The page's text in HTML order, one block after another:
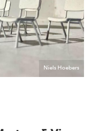
Niels Hoebers